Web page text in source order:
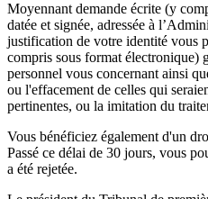
Moyennant demande écrite (y
datée et signée, adressée à
justification de votre identité vous
compris sous format électronique)
personnel vous concernant ainsi
ou l'effacement de celles qui
pertinentes, ou la imitation du
Vous bénéficiez également d'un
Passé ce délai de 30 jours, vous
a été rejetée.